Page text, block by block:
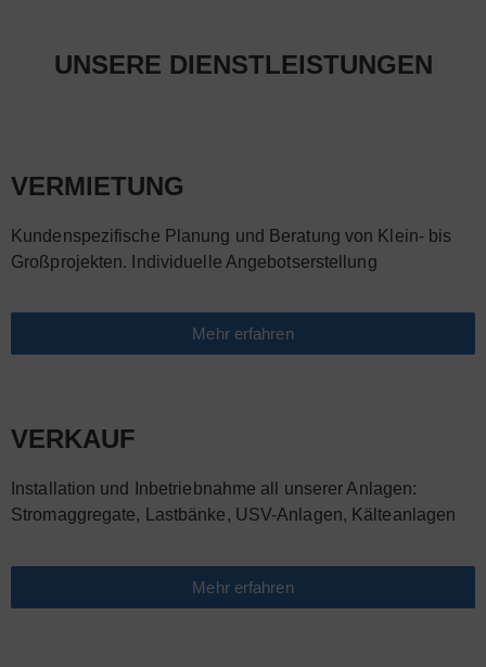
UNSERE DIENSTLEISTUNGEN
VERMIETUNG
Kundenspezifische Planung und Beratung von Klein- bis
Großprojekten. Individuelle Angebotserstellung
Mehr erfahren
VERKAUF
Installation und Inbetriebnahme all unserer Anlagen:
Stromaggregate, Lastbänke, USV-Anlagen, Kälteanlagen
Mehr erfahren